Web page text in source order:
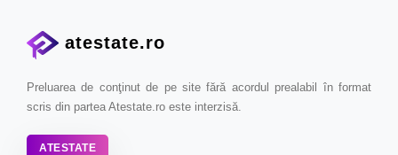
atestate.ro
Preluarea de conţinut de pe site fără acordul prealabil în format
scris din partea Atestate.ro este interzisă.
ATESTATE